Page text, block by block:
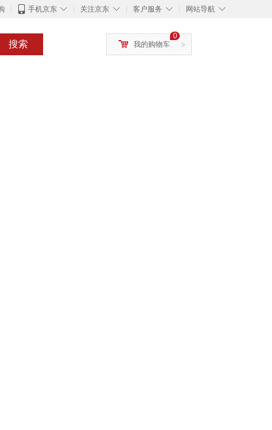
◇
手机京东 ◇
关注京东 ◇
客户服务 ◇
网站导航
搜索 >
0
我的购物车